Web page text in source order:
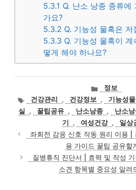
5.3.1 Q. 난소 낭종 종류에
가요?
5.3.2 Q. 기능성 물혹은
5.3.3 Q. 기능성 물혹이
떻게 해야 하나요?
카
고
리
정보
태건강관리 , 건강정보 , 기능성
실
, 꿀팁공유 , 난소낭종 , 난소
기
, 여성건강 ,
일상
좌회전 감응 신호 작동 원리 이용 |
용 가이드 꿀팁 공유할
질병휴직 진단서 | 효력 및 작성
소견 항목별 중요성 알려